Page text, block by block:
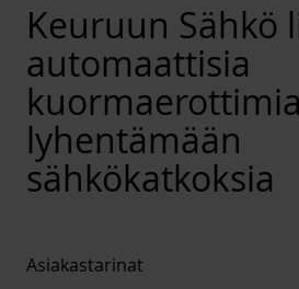
Keuruun Sähkö
automaattisia
kuormaerottimia
lyhentämään
sähkökatkoksia
Asiakastarinat